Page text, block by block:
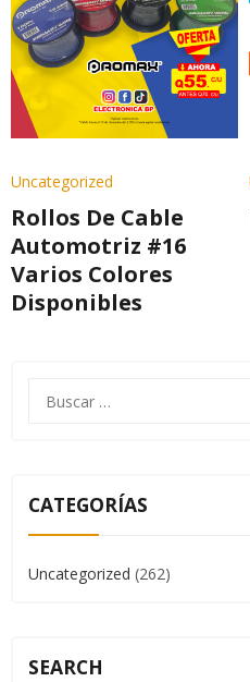
Uncategorized
Rollos De Cable
Automotriz #16
Varios Colores
Disponibles
CATEGORÍAS
Uncategorized (262)
SEARCH